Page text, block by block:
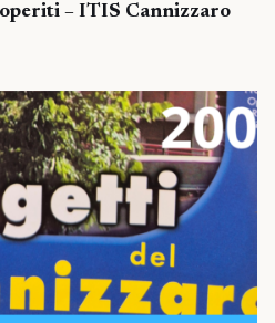
– ITIS Cannizzaro